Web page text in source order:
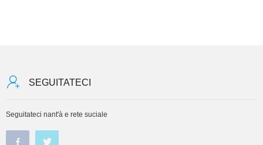
SEGUITATECI
Seguitateci nant'à e rete suciale